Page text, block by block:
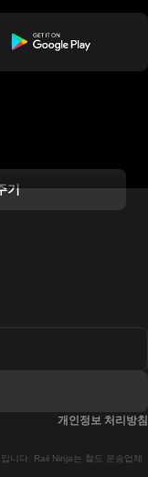
기
니다. Rail Ninja는 철도 운송업체
개인정보 처리방침